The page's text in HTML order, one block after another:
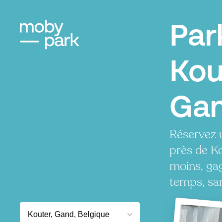
Réservez
près de
moins,
temps,